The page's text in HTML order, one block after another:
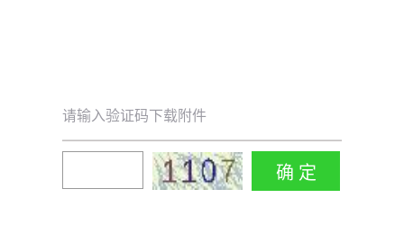
请输入验证码下载附件